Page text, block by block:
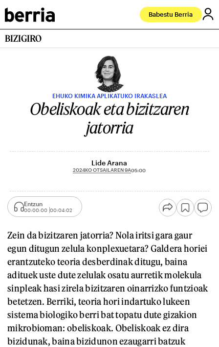
Babestu Berria
BIZIGIRO
EHUKO KIMIKA APLIKATUKO IRAKASLEA
Obeliskoak eta bizitzaren
jatorria
Lide Arana
2024KO OTSAILAREN 9A05:00
Entzun
00:00:00 00:04:02
Zein da bizitzaren jatorria? Nola iritsi gara gaur
egun ditugun zelula konplexuetara? Galdera horiei
erantzuteko teoria desberdinak ditugu, baina
adituek uste dute zelulak osatu aurretik molekula
sinpleak hasi zirela bizitzaren oinarrizko funtzioak
betetzen. Berriki, teoria hori indartuko lukeen
sistema biologiko berri bat topatu dute gizakion
mikrobioman: obeliskoak. Obeliskoak ez dira
bizidunak, baina bizidunon ezaugarri batzuk